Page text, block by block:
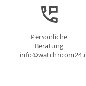
Persönliche
Beratung